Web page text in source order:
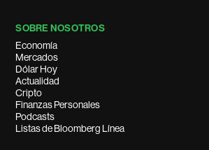
SOBRE NOSOTROS
Economía
Mercados
Dólar Hoy
Actualidad
Cripto
Finanzas Personales
Podcasts
Listas de Bloomberg Línea